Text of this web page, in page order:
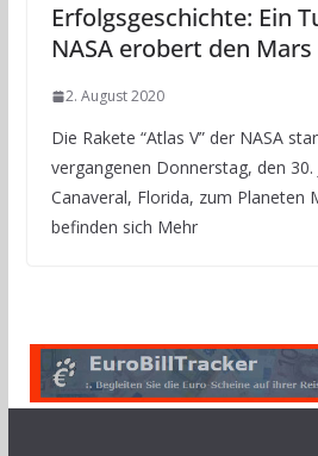
Erfolgsgeschichte: Ein
NASA erobert den Mars
2. August 2020
Die Rakete “Atlas V” der NASA
vergangenen Donnerstag, den 30.
Canaveral, Florida, zum Planeten
befinden sich Mehr